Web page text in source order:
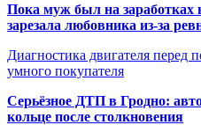
Пока муж был на
зарезала любовника из-за
Диагностика двигателя перед
умного покупателя
Серьёзное ДТП в Гродно:
кольце после столкновения